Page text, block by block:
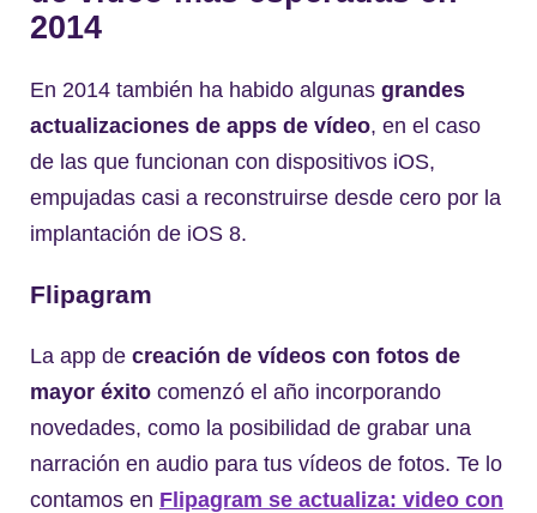
2014
En 2014 también ha habido algunas grandes
actualizaciones de apps de vídeo, en el caso
de las que funcionan con dispositivos iOS,
empujadas casi a reconstruirse desde cero por la
implantación de iOS 8.
Flipagram
La app de creación de vídeos con fotos de
mayor éxito comenzó el año incorporando
novedades, como la posibilidad de grabar una
narración en audio para tus vídeos de fotos. Te lo
contamos en Flipagram se actualiza: video con